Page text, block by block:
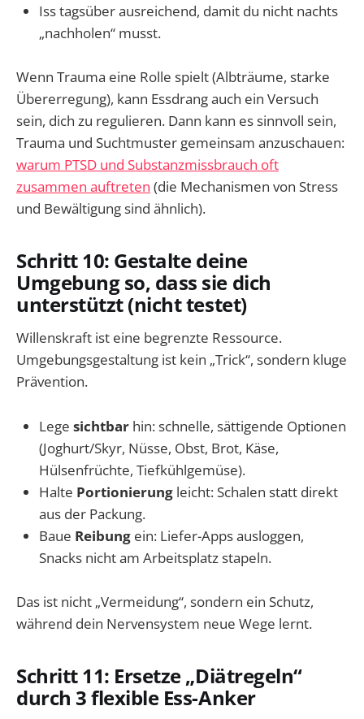
Iss tagsüber ausreichend, damit du nicht nachts
„nachholen“ musst.
Wenn Trauma eine Rolle spielt (Albträume, starke
Übererregung), kann Essdrang auch ein Versuch
sein, dich zu regulieren. Dann kann es sinnvoll sein,
Trauma und Suchtmuster gemeinsam anzuschauen:
warum PTSD und Substanzmissbrauch oft
zusammen auftreten (die Mechanismen von Stress
und Bewältigung sind ähnlich).
Schritt 10: Gestalte deine
Umgebung so, dass sie dich
unterstützt (nicht testet)
Willenskraft ist eine begrenzte Ressource.
Umgebungsgestaltung ist kein „Trick“, sondern kluge
Prävention.
Lege sichtbar hin: schnelle, sättigende Optionen
(Joghurt/Skyr, Nüsse, Obst, Brot, Käse,
Hülsenfrüchte, Tiefkühlgemüse).
Halte Portionierung leicht: Schalen statt direkt
aus der Packung.
Baue Reibung ein: Liefer-Apps ausloggen,
Snacks nicht am Arbeitsplatz stapeln.
Das ist nicht „Vermeidung“, sondern ein Schutz,
während dein Nervensystem neue Wege lernt.
Schritt 11: Ersetze „Diätregeln“
durch 3 flexible Ess-Anker